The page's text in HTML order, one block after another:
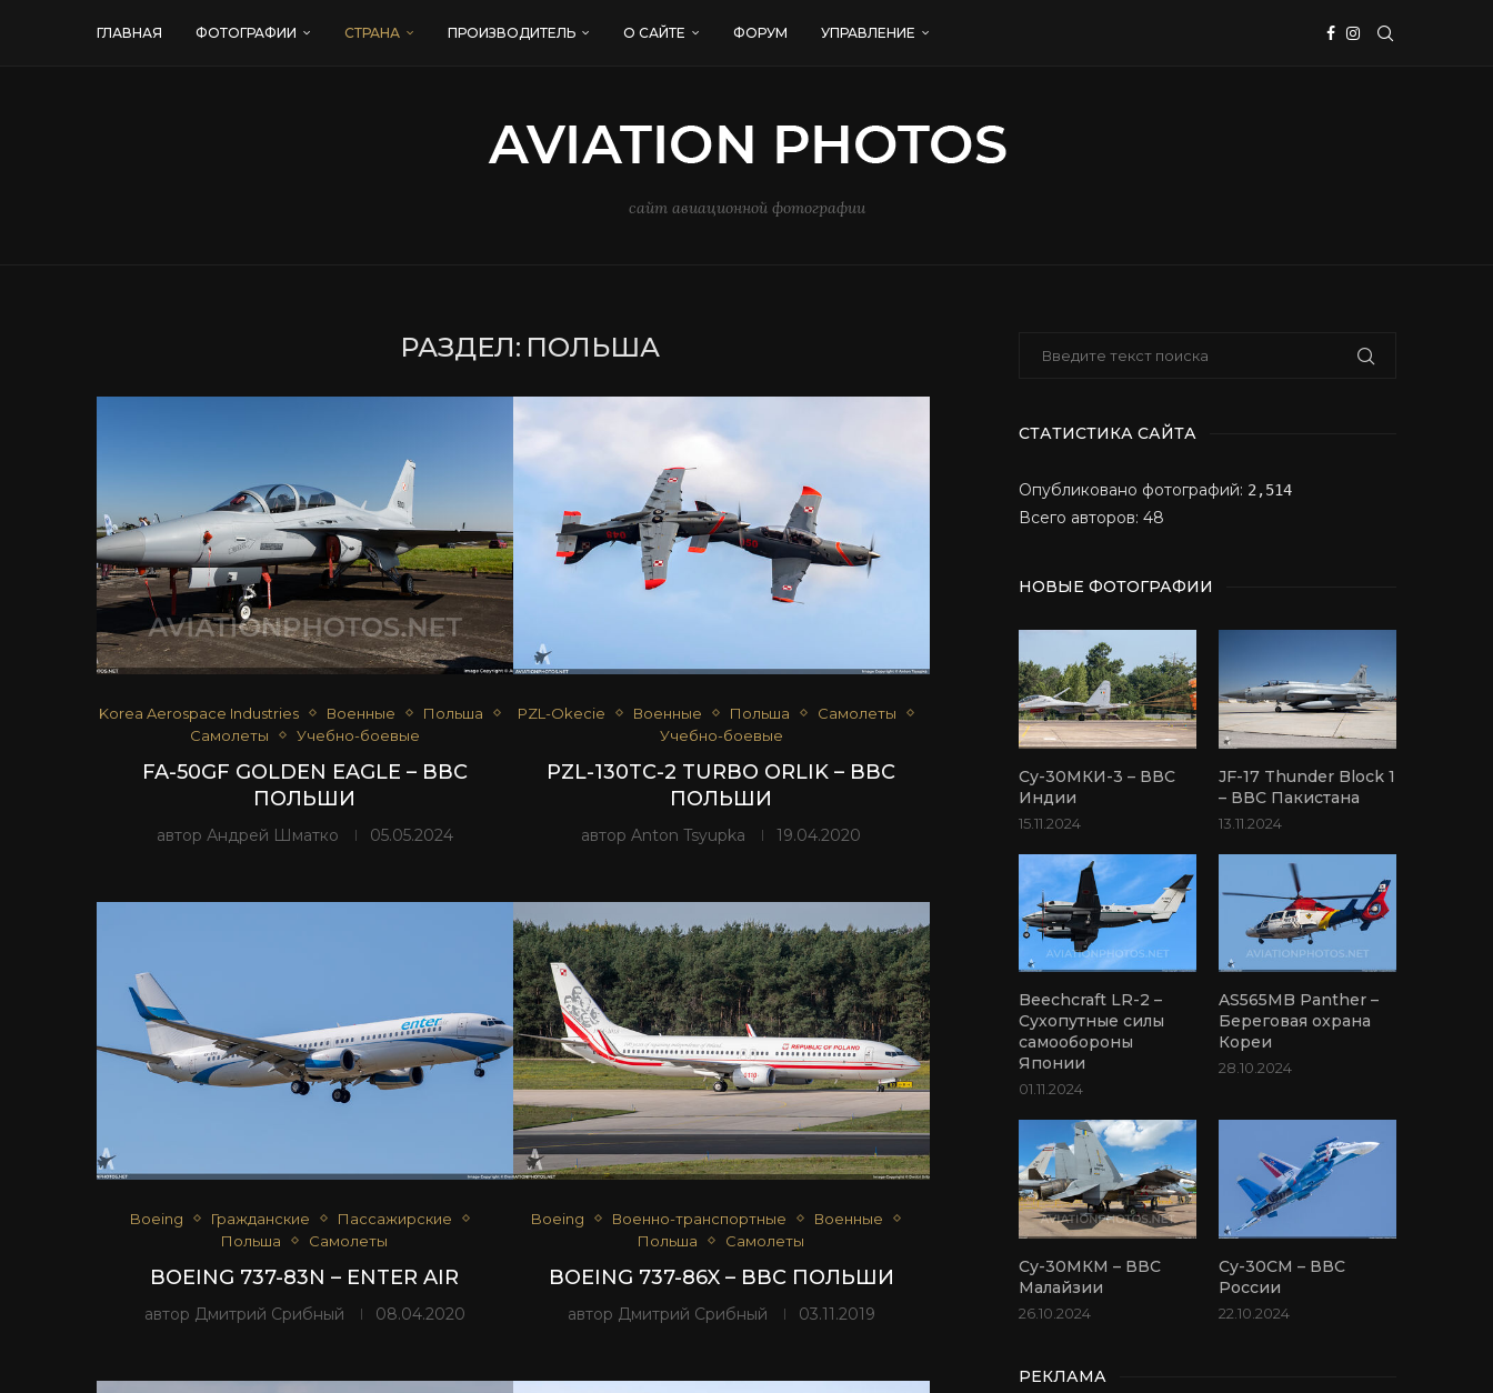
ГЛАВНАЯ ФОТОГРАФИИ СТРАНА ПРОИЗВОДИТЕЛЬ О САЙТЕ ФОРУМ УПРАВЛЕНИЕ
сайт авиационной фотографии
РАЗДЕЛ: ПОЛЬША
Korea Aerospace Industries Военные
Польша
Самолеты
Учебно-боевые
FA-50GF GOLDEN EAGLE – ВВС
ПОЛЬШИ
автор Андрей Шматко 05.05.2024
PZL-Okecie Военные Польша
Самолеты
Учебно-боевые
PZL-130TC-2 TURBO ORLIK – ВВС
ПОЛЬШИ
авторAnton Tsyupka 19.04.2020
Boeing Гражданские
Пассажирские
Польша
Самолеты
BOEING 737-83N – ENTER AIR
автор Дмитрий Срибный 08.04.2020
Boeing Военно-транспортные
Военные
Польша
Самолеты
BOEING 737-86X – ВВС ПОЛЬШИ
автор Дмитрий Срибный 03.11.2019
СТАТИСТИКА САЙТА
Опубликовано фотографий: 2,514
Всего авторов: 48
НОВЫЕ ФОТОГРАФИИ
Су-30МКИ-3 – ВВС
Индии
15.11.2024
JF-17 Thunder Block 1
– ВВС Пакистана
13.11.2024
Beechcraft LR-2 –
Сухопутные силы
самообороны
Японии
01.11.2024
AS565MB Panther –
Береговая охрана
Кореи
28.10.2024
Су-30МКМ – ВВС
Малайзии
26.10.2024
Су-30СМ – ВВС
России
22.10.2024
РЕКЛАМА